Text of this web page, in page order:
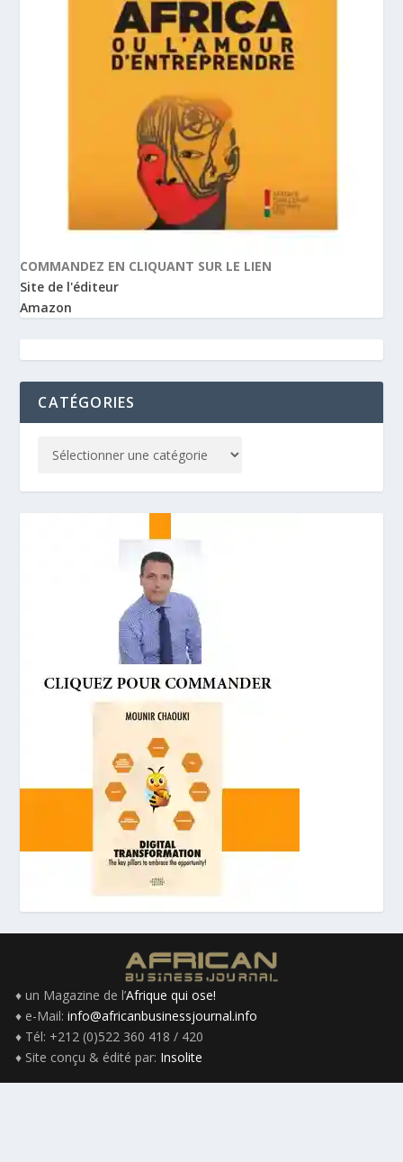
COMMANDEZ EN CLIQUANT SUR LE LIEN
Site de l'éditeur
Amazon
CATÉGORIES
♦ un Magazine de l’Afrique qui ose!
♦ e-Mail: info@africanbusinessjournal.info
♦ Tél: +212 (0)522 360 418 / 420
♦ Site conçu & édité par: Insolite